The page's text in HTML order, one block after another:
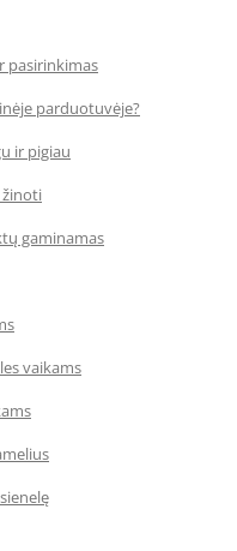
pasirinkimas
parduotuvėje?
ir pigiau
žinoti
gaminamas
vaikams